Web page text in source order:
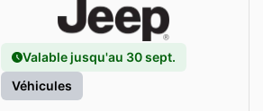
Valable jusqu'au 30 sept.
Véhicules